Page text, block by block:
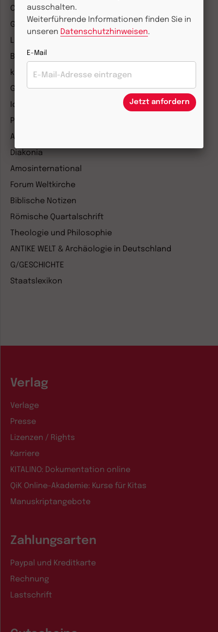
COMMUNIO
Gemeinsam Glauben
Lebensspuren
Bibel lesen
kunst und kirche
Gottesdienst
Ideenwerkstatt Gottesdienste
Pastoralblätter
Anzeiger für die Seelsorge
Diakonia
Amosinternational
Forum Weltkirche
Biblische Notizen
Römische Quartalschrift
Theologie und Philosophie
ANTIKE WELT & Archäologie in Deutschland
G/GESCHICHTE
Staatslexikon
Verlag
Verlage
Presse
Lizenzen / Rights
Karriere
KITALINO: Dokumentation online
QiK Online-Akademie: Kurse für Kitas
Manuskriptangebote
Zahlungsarten
Paypal und Kreditkarte
Rechnung
Lastschrift
ausschalten.
Weiterführende Informationen finden Sie in
unseren Datenschutzhinweisen.
E-Mail
Jetzt anfordern